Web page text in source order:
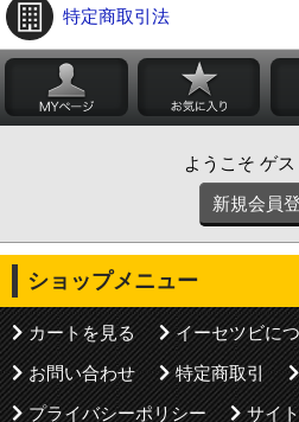
特定商取引法
ようこそ ゲ
新規会員
ショップメニュー
カートを見る イーセツビに
お問い合わせ
特定商取引
プライバシーポリシー
サイ